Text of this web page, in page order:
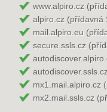
www.alpiro.cz
alpiro.cz (přídavná
mail.alpiro.eu
secure.ssls.cz
mx1.mail.alpiro.cz
mx2.mail.ssls.cz